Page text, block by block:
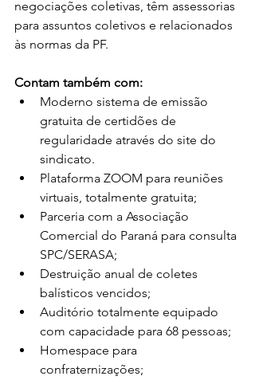
negociações coletivas, têm assessorias
para assuntos coletivos e relacionados
às normas da PF.
Contam também com:
Moderno sistema de emissão
gratuita de certidões de
regularidade através do site do
sindicato.
Plataforma ZOOM para reuniões
virtuais, totalmente gratuita;
Parceria com a Associação
Comercial do Paraná para consulta
SPC/SERASA;
Destruição anual de coletes
balísticos vencidos;
Auditório totalmente equipado
com capacidade para 68 pessoas;
Homespace para
confraternizações;